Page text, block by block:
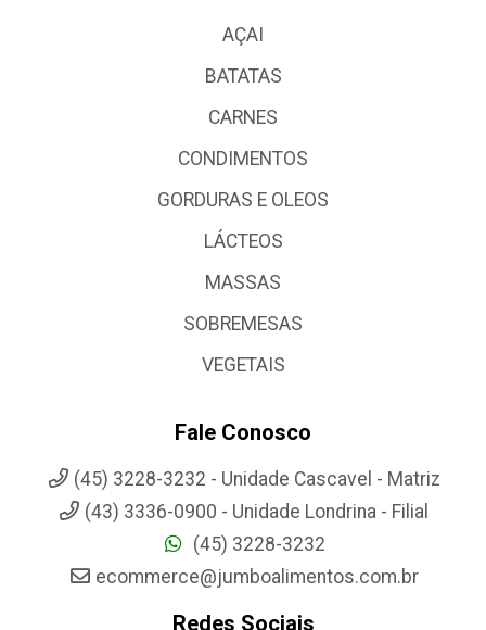
AÇAI
BATATAS
CARNES
CONDIMENTOS
GORDURAS E OLEOS
LÁCTEOS
MASSAS
SOBREMESAS
VEGETAIS
Fale Conosco
(45) 3228-3232 - Unidade Cascavel - Matriz
(43) 3336-0900 - Unidade Londrina - Filial
(45) 3228-3232
ecommerce@jumboalimentos.com.br
Redes Sociais